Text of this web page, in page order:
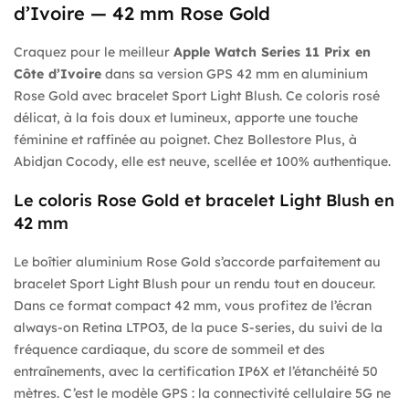
d’Ivoire — 42 mm Rose Gold
Craquez pour le meilleur Apple Watch Series 11 Prix en
Côte d’Ivoire dans sa version GPS 42 mm en aluminium
Rose Gold avec bracelet Sport Light Blush. Ce coloris rosé
délicat, à la fois doux et lumineux, apporte une touche
féminine et raffinée au poignet. Chez Bollestore Plus, à
Abidjan Cocody, elle est neuve, scellée et 100% authentique.
Le coloris Rose Gold et bracelet Light Blush en
42 mm
Le boîtier aluminium Rose Gold s’accorde parfaitement au
bracelet Sport Light Blush pour un rendu tout en douceur.
Dans ce format compact 42 mm, vous profitez de l’écran
always-on Retina LTPO3, de la puce S-series, du suivi de la
fréquence cardiaque, du score de sommeil et des
entraînements, avec la certification IP6X et l’étanchéité 50
mètres. C’est le modèle GPS : la connectivité cellulaire 5G ne